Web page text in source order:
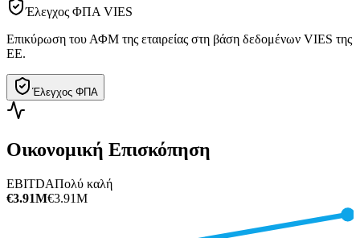
Έλεγχος ΦΠΑ VIES
Επικύρωση του ΑΦΜ της εταιρείας στη βάση δεδομένων VIES της
ΕΕ.
Έλεγχος ΦΠΑ
Οικονομική Επισκόπηση
EBITDAΠολύ καλή
€3.91M€3.91M